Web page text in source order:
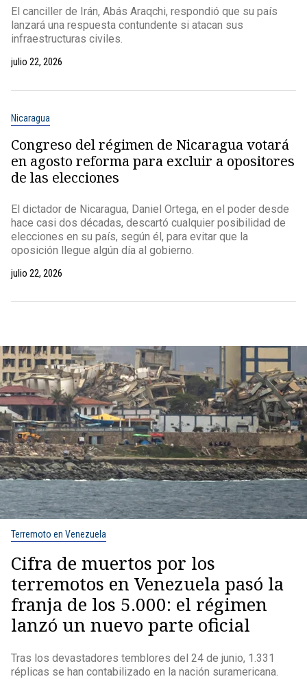
El canciller de Irán, Abás Araqchi, respondió que su país
lanzará una respuesta contundente si atacan sus
infraestructuras civiles.
julio 22, 2026
Nicaragua
Congreso del régimen de Nicaragua votará
en agosto reforma para excluir a opositores
de las elecciones
El dictador de Nicaragua, Daniel Ortega, en el poder desde
hace casi dos décadas, descartó cualquier posibilidad de
elecciones en su país, según él, para evitar que la
oposición llegue algún día al gobierno.
julio 22, 2026
Terremoto en Venezuela
Cifra de muertos por los
terremotos en Venezuela pasó la
franja de los 5.000: el régimen
lanzó un nuevo parte oficial
Tras los devastadores temblores del 24 de junio, 1.331
réplicas se han contabilizado en la nación suramericana.